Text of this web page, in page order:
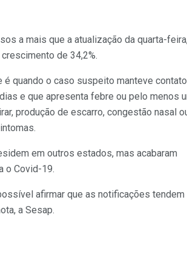
a mais que a atualização da quarta-
de 34,2%.
quando o caso suspeito manteve contato
e que apresenta febre ou pelo menos
produção de escarro, congestão nasal
em outros estados, mas acabaram
o Covid-19.
afirmar que as notificações tendem
a Sesap.